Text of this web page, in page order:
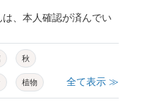
は、本人確認が済んでい
秋
植物 全て表示 ≫